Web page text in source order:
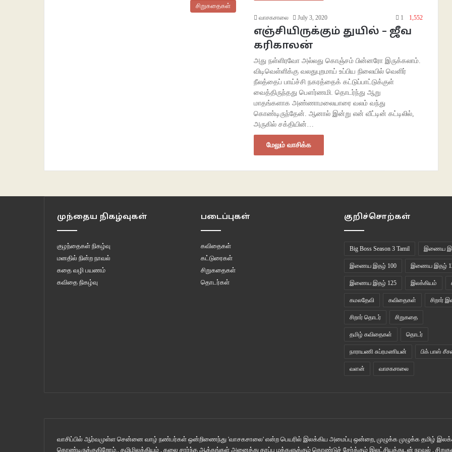
சிறுகதைகள்
வாசகசாலை July 3, 2020 1 1,552
எஞ்சியிருக்கும் துயில் – ஜீவ
கரிகாலன்
அது நள்ளிரவோ அல்லது கொஞ்சம் பின்னரோ இருக்கலாம்.
விடிவெள்ளிக்கு வலதுபுறமாய் உப்பிய நிலையில் வெளிர்
நீலத்தைப் பாய்ச்சி நகரத்தைக் கட்டுப்பாட்டுக்குள்
வைத்திருந்தது பௌர்ணமி. தொடர்ந்து ஆறு
மாதங்களாக அண்ணாமலையாரை வலம் வந்து
கொண்டிருந்தேன். ஆனால் இன்று என் வீட்டின் கட்டிலில்,
அருகில் சக்தியின்…
மேலும் வாசிக்க
முந்தைய நிகழ்வுகள்
குழந்தைகள் நிகழ்வு
மனதில் நின்ற நாவல்
கதை வழி பயணம்
கவிதை நிகழ்வு
படைப்புகள்
கவிதைகள்
கட்டுரைகள்
சிறுகதைகள்
தொடர்கள்
குறிச்சொற்கள்
Big Boss Season 3 Tamil இணைய
இணைய இதழ் 100 இணைய இதழ்
இணைய இதழ் 125 இலக்கியம்
கமலதேவி கவிதைகள் சிறார்
சிறார் தொடர் சிறுகதை
தமிழ் கவிதைகள் தொடர்
நாராயணி சுப்ரமணியன் பிக் பாஸ்
வளன் வாசகசாலை
வாசிப்பில் ஆர்வமுள்ள சென்னை வாழ் நண்பர்கள் ஒன்றிணைந்து 'வாசகசாலை' என்ற பெயரில் இலக்கிய அமைப்பு ஒன்றை, முழுக்க முழுக்க தமிழ்
கொண்டிருக்குகிறோம்.. தமிழிலக்கியம் , கலை சார்ந்த ஆக்கங்கள் அனைத்து தரப்பு மக்களுக்கும் கொண்டுச் சேர்க்கும் இலட்சியத்துடன் நாவல் ,